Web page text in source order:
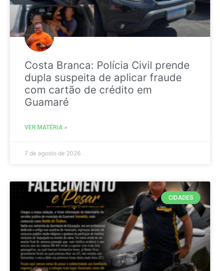
Costa Branca: Polícia Civil prende
dupla suspeita de aplicar fraude
com cartão de crédito em
Guamaré
VER MATÉRIA »
7 de agosto de 2026
CIDADES